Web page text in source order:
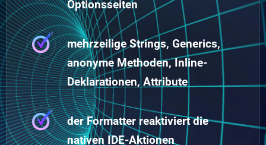
Optionsseiten
mehrzeilige Strings, Generics,
anonyme Methoden, Inline-
Deklarationen, Attribute
der Formatter reaktiviert die
nativen IDE-Aktionen